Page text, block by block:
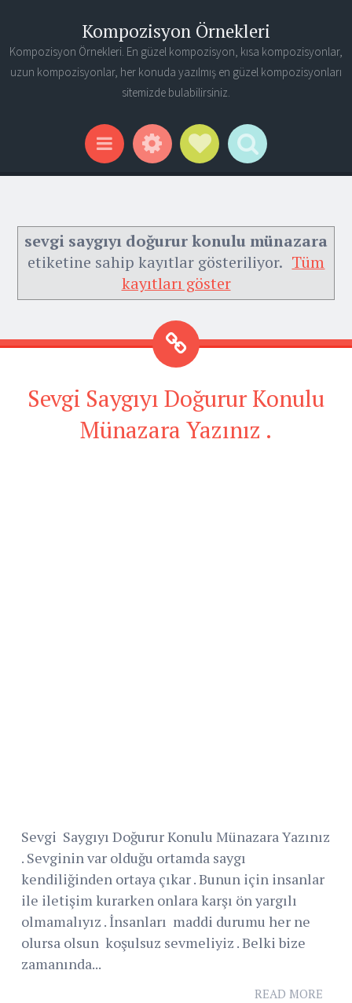
Kompozisyon Örnekleri
Kompozisyon Örnekleri. En güzel kompozisyon, kısa kompozisyonlar,
uzun kompozisyonlar, her konuda yazılmış en güzel kompozisyonları
sitemizde bulabilirsiniz.
Menu WidgetsSocial Links
Search
sevgi saygıyı doğurur konulu münazara
etiketine sahip kayıtlar gösteriliyor. Tüm
kayıtları göster
Sevgi Saygıyı Doğurur Konulu
Münazara Yazınız .
Sevgi Saygıyı Doğurur Konulu Münazara Yazınız
. Sevginin var olduğu ortamda saygı
kendiliğinden ortaya çıkar . Bunun için insanlar
ile iletişim kurarken onlara karşı ön yargılı
olmamalıyız . İnsanları maddi durumu her ne
olursa olsun koşulsuz sevmeliyiz . Belki bize
zamanında...
READ MORE